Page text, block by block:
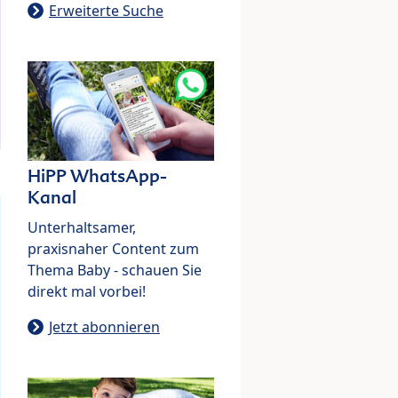
Erweiterte Suche
HiPP WhatsApp-
Kanal
Unterhaltsamer,
praxisnaher Content zum
Thema Baby - schauen Sie
direkt mal vorbei!
Jetzt abonnieren